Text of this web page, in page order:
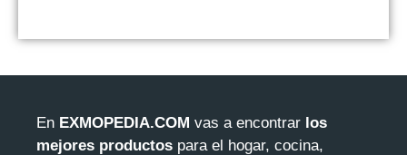
En EXMOPEDIA.COM vas a encontrar los
mejores productos para el hogar, cocina,